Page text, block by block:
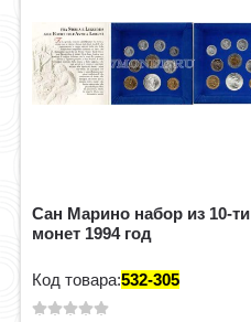
Сан Марино набор из 10-ти
монет 1994 год
Код товара:532-305